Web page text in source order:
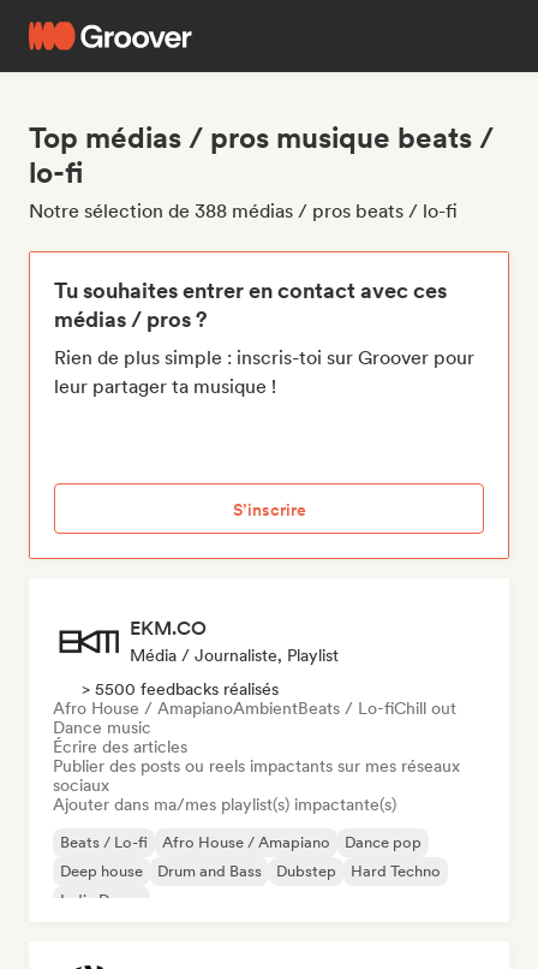
Top médias / pros musique beats /
lo-fi
Notre sélection de 388 médias / pros beats / lo-fi
Tu souhaites entrer en contact avec ces
médias / pros ?
Rien de plus simple : inscris-toi sur Groover pour
leur partager ta musique !
S’inscrire
EKM.CO
Média / Journaliste, Playlist
> 5500 feedbacks réalisés
Afro House / AmapianoAmbientBeats / Lo-fiChill out
Dance music
Écrire des articles
Publier des posts ou reels impactants sur mes réseaux
sociaux
Ajouter dans ma/mes playlist(s) impactante(s)
Beats / Lo-fi Afro House / Amapiano
Dance pop
Deep house
Drum and Bass Dubstep
Hard Techno
Indie Dance